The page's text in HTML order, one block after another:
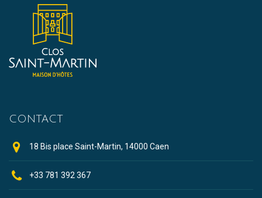
CONTACT
18 Bis place Saint-Martin, 14000 Caen
+33 781 392 367